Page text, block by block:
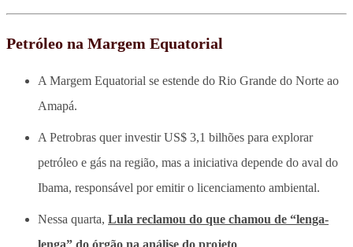
Petróleo na Margem Equatorial
A Margem Equatorial se estende do Rio Grande do Norte ao
Amapá.
A Petrobras quer investir US$ 3,1 bilhões para explorar
petróleo e gás na região, mas a iniciativa depende do aval do
Ibama, responsável por emitir o licenciamento ambiental.
Nessa quarta, Lula reclamou do que chamou de “lenga-
lenga” do órgão na análise do projeto